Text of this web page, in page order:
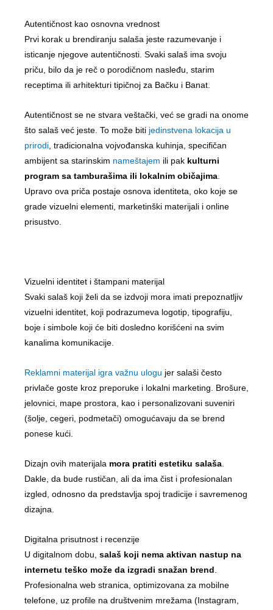
Autentičnost kao osnovna vrednost
Prvi korak u brendiranju salaša jeste razumevanje i
isticanje njegove autentičnosti. Svaki salaš ima svoju
priču, bilo da je reč o porodičnom nasleđu, starim
receptima ili arhitekturi tipičnoj za Bačku i Banat.
Autentičnost se ne stvara veštački, već se gradi na onome
što salaš već jeste. To može biti jedinstvena lokacija u
prirodi, tradicionalna vojvođanska kuhinja, specifičan
ambijent sa starinskim nameštajem ili pak kulturni
program sa tamburašima ili lokalnim običajima.
Upravo ova priča postaje osnova identiteta, oko koje se
grade vizuelni elementi, marketinški materijali i online
prisustvo.
Vizuelni identitet i štampani materijal
Svaki salaš koji želi da se izdvoji mora imati prepoznatljiv
vizuelni identitet, koji podrazumeva logotip, tipografiju,
boje i simbole koji će biti dosledno korišćeni na svim
kanalima komunikacije.
Reklamni materijal igra važnu ulogu jer salaši često
privlače goste kroz preporuke i lokalni marketing. Brošure,
jelovnici, mape prostora, kao i personalizovani suveniri
(šolje, cegeri, podmetači) omogućavaju da se brend
ponese kući.
Dizajn ovih materijala mora pratiti estetiku salaša
Dakle, da bude rustičan, ali da ima čist i profesionalan
izgled, odnosno da predstavlja spoj tradicije i savremenog
dizajna.
Digitalna prisutnost i recenzije
U digitalnom dobu, salaš koji nema aktivan nastup na
internetu teško može da izgradi snažan brend
Profesionalna web stranica, optimizovana za mobilne
telefone, uz profile na društvenim mrežama (Instagram,